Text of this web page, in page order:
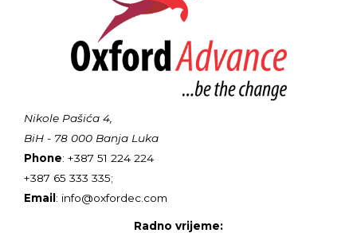
Nikole Pašića 4,
BiH - 78 000 Banja Luka
Phone: +387 51 224 224
+387 65 333 335;
Email: info@oxfordec.com
Radno vrijeme: